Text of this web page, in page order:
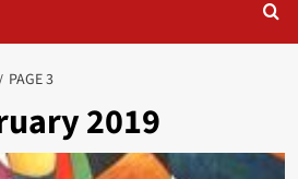
PAGE 3
2019